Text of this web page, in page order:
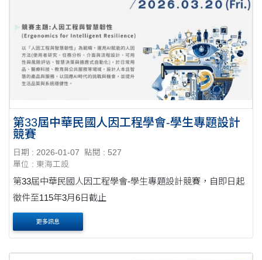
第33屆中華民國人因工程學會-學生專題設計
競賽
日期 : 2026-01-07
點閱 : 527
單位 : 東海工設
第33屆中華民國人因工程學會-學生專題設計競賽，自即日起
徵件至115年3月6日截止
更多訊息